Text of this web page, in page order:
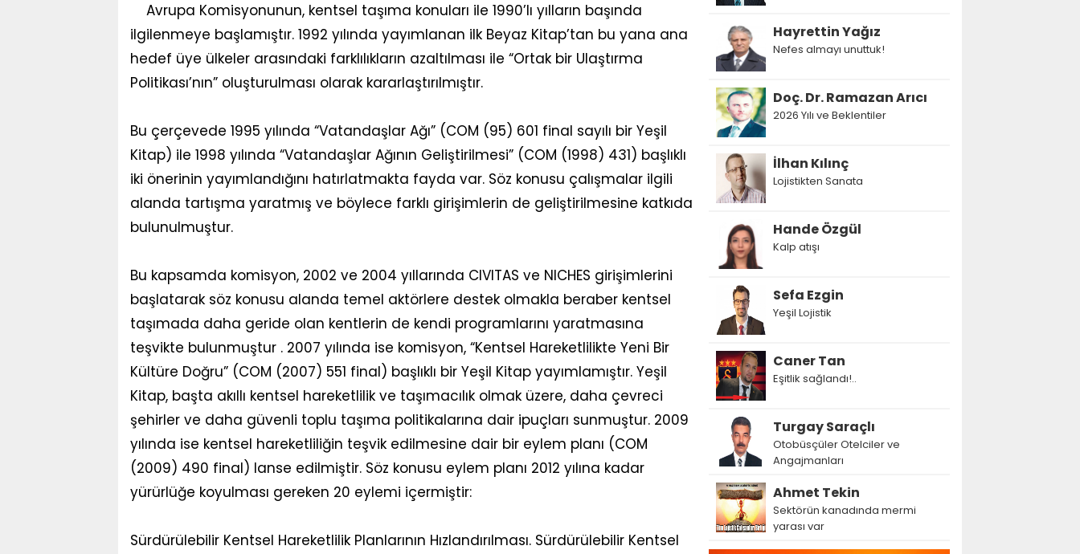
Avrupa Komisyonunun, kentsel taşıma konuları ile 1990’lı yılların başında
ilgilenmeye başlamıştır. 1992 yılında yayımlanan ilk Beyaz Kitap’tan bu yana ana
hedef üye ülkeler arasındaki farklılıkların azaltılması ile “Ortak bir Ulaştırma
Politikası’nın” oluşturulması olarak kararlaştırılmıştır.
Bu çerçevede 1995 yılında “Vatandaşlar Ağı” (COM (95) 601 final sayılı bir Yeşil
Kitap) ile 1998 yılında “Vatandaşlar Ağının Geliştirilmesi” (COM (1998) 431) başlıklı
iki önerinin yayımlandığını hatırlatmakta fayda var. Söz konusu çalışmalar ilgili
alanda tartışma yaratmış ve böylece farklı girişimlerin de geliştirilmesine katkıda
bulunulmuştur.
Bu kapsamda komisyon, 2002 ve 2004 yıllarında CIVITAS ve NICHES girişimlerini
başlatarak söz konusu alanda temel aktörlere destek olmakla beraber kentsel
taşımada daha geride olan kentlerin de kendi programlarını yaratmasına
teşvikte bulunmuştur . 2007 yılında ise komisyon, “Kentsel Hareketlilikte Yeni Bir
Kültüre Doğru” (COM (2007) 551 final) başlıklı bir Yeşil Kitap yayımlamıştır. Yeşil
Kitap, başta akıllı kentsel hareketlilik ve taşımacılık olmak üzere, daha çevreci
şehirler ve daha güvenli toplu taşıma politikalarına dair ipuçları sunmuştur. 2009
yılında ise kentsel hareketliliğin teşvik edilmesine dair bir eylem planı (COM
(2009) 490 final) lanse edilmiştir. Söz konusu eylem planı 2012 yılına kadar
yürürlüğe koyulması gereken 20 eylemi içermiştir:
Sürdürülebilir Kentsel Hareketlilik Planlarının Hızlandırılması. Sürdürülebilir Kentsel
Hayrettin Yağız
Nefes almayı unuttuk!
Doç. Dr. Ramazan Arıcı
2026 Yılı ve Beklentiler
İlhan Kılınç
Lojistikten Sanata
Hande Özgül
Kalp atışı
Sefa Ezgin
Yeşil Lojistik
Caner Tan
Eşitlik sağlandı!..
Turgay Saraçlı
Otobüsçüler Otelciler ve
Angajmanları
Ahmet Tekin
Sektörün kanadında mermi
yarası var